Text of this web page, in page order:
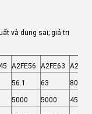
và dung sai; giá trị
A2FE56 A2FE63
56.1 63 80.4
5000 5000 4500